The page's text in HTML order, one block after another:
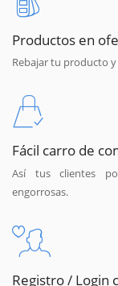
Productos en
Rebajar tu producto
Fácil carro de
Así tus clientes
engorrosas.
Registro / Login